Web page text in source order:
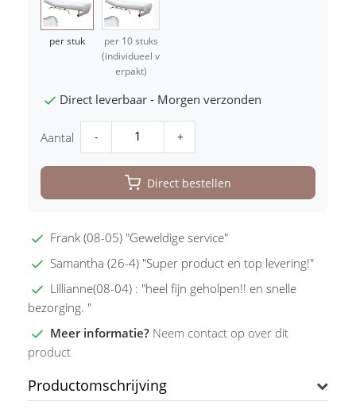
per stuk
per 10 stuks
(individueel v
erpakt)
Direct leverbaar - Morgen verzonden
Aantal - +
Direct bestellen
Frank (08-05) "Geweldige service"
Samantha (26-4) "Super product en top levering!"
Lillianne(08-04) : "heel fijn geholpen!! en snelle
bezorging. "
Meer informatie? Neem contact op over dit
product
Productomschrijving